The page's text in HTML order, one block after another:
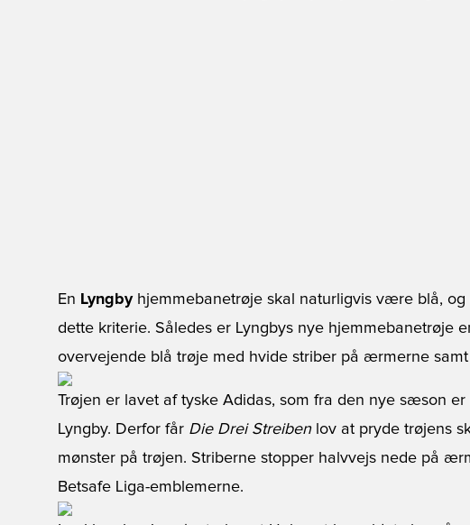
En Lyngbyhjemmebanetrøje skal naturligvis være blå, og
dette kriterie. Således er Lyngbys nye hjemmebanetrøje
overvejende blå trøje med hvide striber på ærmerne
Trøjen er lavet af tyske Adidas, som fra den nye sæson
Lyngby. Derfor får Die Drei Streibenlov at pryde trøjens
mønster på trøjen. Striberne stopper halvvejs nede på
Betsafe Liga-emblemerne.